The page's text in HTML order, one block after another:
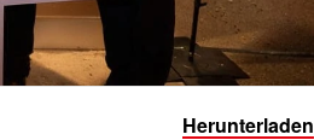
Herunterladen